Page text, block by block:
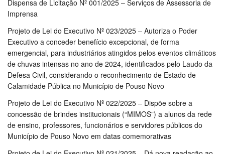
Dispensa de Licitação Nº 001/2025 – Serviços de Assessoria de
Imprensa
Projeto de Lei do Executivo Nº 023/2025 – Autoriza o Poder
Executivo a conceder benefício excepcional, de forma
emergencial, para industriários atingidos pelos eventos climáticos
de chuvas intensas no ano de 2024, identificados pelo Laudo da
Defesa Civil, considerando o reconhecimento de Estado de
Calamidade Pública no Município de Pouso Novo
Projeto de Lei do Executivo Nº 022/2025 – Dispõe sobre a
concessão de brindes institucionais (“MIMOS”) a alunos da rede
de ensino, professores, funcionários e servidores públicos do
Município de Pouso Novo em datas comemorativas